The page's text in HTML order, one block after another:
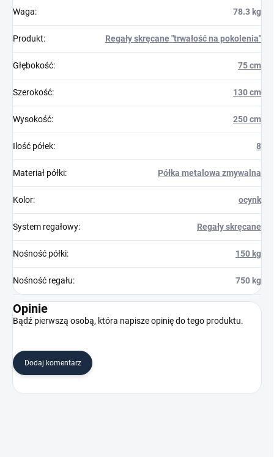
Waga: 78.3 kg
Produkt: Regały skręcane "trwałość na pokolenia"
Głębokość: 75 cm
Szerokość: 130 cm
Wysokość: 250 cm
Ilość półek: 8
Materiał półki: Półka metalowa zmywalna
Kolor: ocynk
System regałowy: Regały skręcane
Nośność półki: 150 kg
Nośność regału: 750 kg
Opinie
Bądź pierwszą osobą, która napisze opinię do tego produktu.
Dodaj komentarz